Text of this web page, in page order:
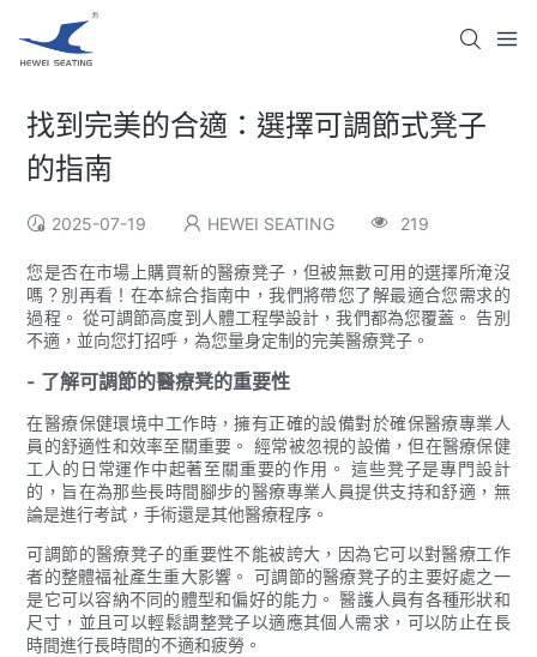
找到完美的合適：選擇可調節式凳子
的指南
2025-07-19 HEWEI SEATING 219
您是否在市場上購買新的醫療凳子，但被無數可用的選擇所淹沒
嗎？別再看！在本綜合指南中，我們將帶您了解最適合您需求的
過程。 從可調節高度到人體工程學設計，我們都為您覆蓋。 告別
不適，並向您打招呼，為您量身定制的完美醫療凳子。
- 了解可調節的醫療凳的重要性
在醫療保健環境中工作時，擁有正確的設備對於確保醫療專業人
員的舒適性和效率至關重要。 經常被忽視的設備，但在醫療保健
工人的日常運作中起著至關重要的作用。 這些凳子是專門設計
的，旨在為那些長時間腳步的醫療專業人員提供支持和舒適，無
論是進行考試，手術還是其他醫療程序。
可調節的醫療凳子的重要性不能被誇大，因為它可以對醫療工作
者的整體福祉產生重大影響。 可調節的醫療凳子的主要好處之一
是它可以容納不同的體型和偏好的能力。 醫護人員有各種形狀和
尺寸，並且可以輕鬆調整凳子以適應其個人需求，可以防止在長
時間進行長時間的不適和疲勞。